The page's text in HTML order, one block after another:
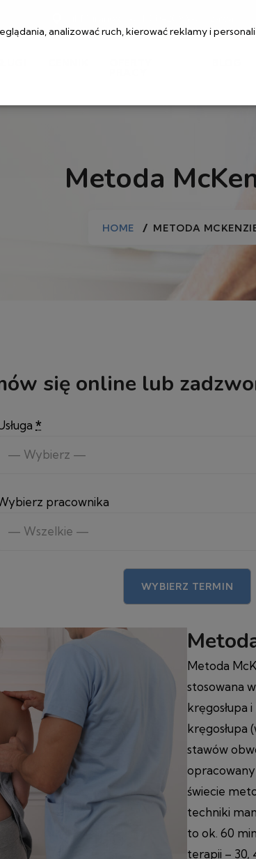
Metoda
HOME METODA
się online lub
*
pracownika
WYBIERZ TERMIN
Metoda
stosowana
kręgosłupa
kręgosłupa
stawów
świecie
techniki
to ok. 60
terapii – 30,
analizować ruch, kierować reklamy i